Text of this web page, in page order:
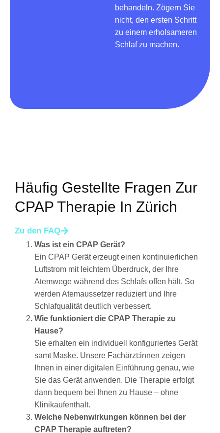
behandeln. Zögern Sie
nicht, den ersten Schritt
zu einem erholsameren
Schlaf zu machen.
Häufig Gestellte Fragen Zur
CPAP Therapie In Zürich
Zu den FAQ
Was ist ein CPAP Gerät?
Ein CPAP Gerät erzeugt einen kontinuierlichen
Luftstrom mit leichtem Überdruck, der Ihre
Atemwege während des Schlafs offen hält. So
werden Atemaussetzer reduziert und Ihre
Schlafqualität deutlich verbessert.
Wie funktioniert die CPAP Therapie zu
Hause?
Sie erhalten ein individuell konfiguriertes Gerät
samt Maske. Unsere Fachärzt:innen zeigen
Ihnen in einer digitalen Einführung genau, wie
Sie das Gerät anwenden. Die Therapie erfolgt
dann bequem bei Ihnen zu Hause – ohne
Klinikaufenthalt.
Welche Nebenwirkungen können bei der
CPAP Therapie auftreten?